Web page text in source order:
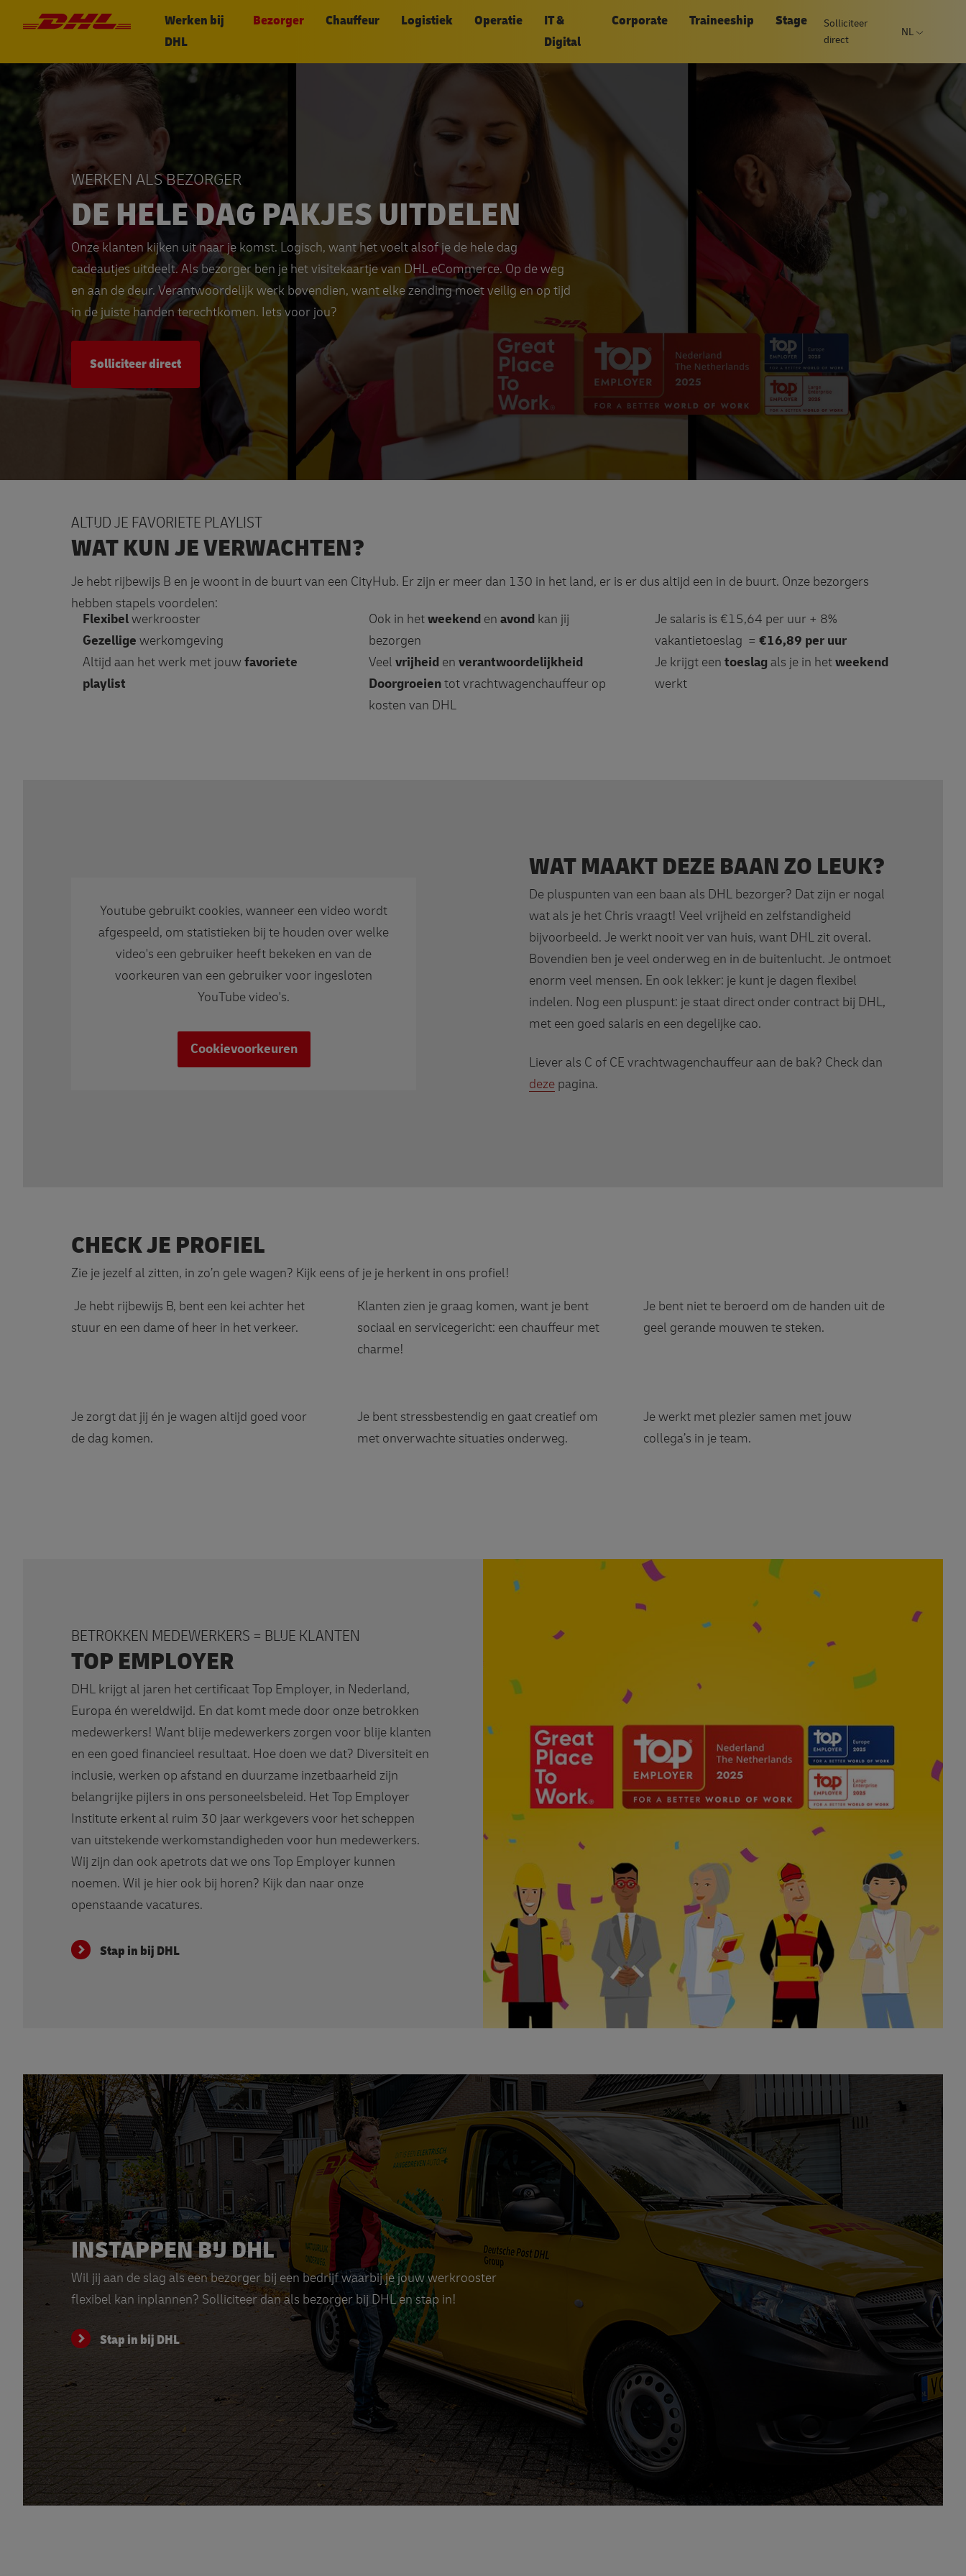
Overslaan
inhoud
DHL eCommerce, ga naar de homepage
Werken bij
DHL
Bezorger Chauffeur Logistiek Operatie
IT &
Digital
Corporate Traineeship Stage
Solliciteer
direct
NL
DE HELE DAG PAKJES UITDELEN
WERKEN ALS BEZORGER
Onze klanten kijken uit naar je komst. Logisch, want het voelt alsof je de hele dag
cadeautjes uitdeelt. Als bezorger ben je het visitekaartje van DHL eCommerce. Op de weg
en aan de deur. Verantwoordelijk werk bovendien, want elke zending moet veilig en op tijd
in de juiste handen terechtkomen. Iets voor jou?
Solliciteer direct
ALTIJD JE FAVORIETE PLAYLIST
WAT KUN JE VERWACHTEN?
Je hebt rijbewijs B en je woont in de buurt van een CityHub. Er zijn er meer dan 130 in het land, er is er dus altijd een in de buurt. Onze bezorgers
hebben stapels voordelen:
Flexibelwerkrooster
Gezellige werkomgeving
Altijd aan het werk met jouwfavoriete
playlist
Ook in hetweekend en avondkan jij
bezorgen
Veel vrijheid en verantwoordelijkheid
Doorgroeientot vrachtwagenchauffeur op
kosten van DHL
Je salaris is €15,64 per uur + 8%
vakantietoeslag = €16,89 per uur
Je krijgt een toeslag als je in hetweekend
werkt
WAT MAAKT DEZE BAAN ZO LEUK?
De pluspunten van een baan als DHL bezorger? Dat zijn er nogal
wat als je het Chris vraagt! Veel vrijheid en zelfstandigheid
bijvoorbeeld. Je werkt nooit ver van huis, want DHL zit overal.
Bovendien ben je veel onderweg en in de buitenlucht. Je ontmoet
enorm veel mensen. En ook lekker: je kunt je dagen flexibel
indelen. Nog een pluspunt: je staat direct onder contract bij DHL,
met een goed salaris en een degelijke cao.
Liever als C of CE vrachtwagenchauffeur aan de bak? Check dan
deze pagina.
Youtube gebruikt cookies, wanneer een video wordt
afgespeeld, om statistieken bij te houden over welke
video's een gebruiker heeft bekeken en van de
voorkeuren van een gebruiker voor ingesloten
YouTube video's.
Cookievoorkeuren
CHECK JE PROFIEL
Zie je jezelf al zitten, in zo’n gele wagen? Kijk eens of je je herkent in ons profiel!
Je hebt rijbewijs B, bent een kei achter het
stuur en een dame of heer in het verkeer.
Klanten zien je graag komen, want je bent
sociaal en servicegericht: een chauffeur met
charme!
Je bent niet te beroerd om de handen uit de
geel gerande mouwen te steken.
Je zorgt dat jij én je wagen altijd goed voor
de dag komen.
Je bent stressbestendig en gaat creatief om
met onverwachte situaties onderweg.
Je werkt met plezier samen met jouw
collega’s in je team.
BETROKKEN MEDEWERKERS = BLIJE KLANTEN
TOP EMPLOYER
DHL krijgt al jaren het certificaat Top Employer, in Nederland,
Europa én wereldwijd. En dat komt mede door onze betrokken
medewerkers! Want blije medewerkers zorgen voor blije klanten
en een goed financieel resultaat. Hoe doen we dat? Diversiteit en
inclusie, werken op afstand en duurzame inzetbaarheid zijn
belangrijke pijlers in ons personeelsbeleid. Het Top Employer
Institute erkent al ruim 30 jaar werkgevers voor het scheppen
van uitstekende werkomstandigheden voor hun medewerkers.
Wij zijn dan ook apetrots dat we ons Top Employer kunnen
noemen. Wil je hier ook bij horen? Kijk dan naar onze
openstaande vacatures.
Stap in bij DHL
INSTAPPEN BIJ DHL
Wil jij aan de slag als een bezorger bij een bedrijf waarbij je jouw werkrooster
flexibel kan inplannen? Solliciteer dan als bezorger bij DHL en stap in!
Stap in bij DHL